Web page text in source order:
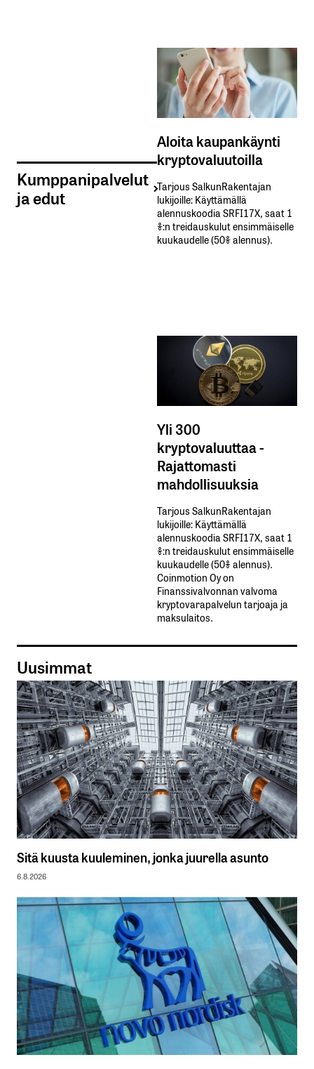
Kumppanipalvelut
ja edut
Aloita kaupankäynti
kryptovaluutoilla
Tarjous SalkunRakentajan
lukijoille: Käyttämällä​ ​
alennuskoodia​ ​SRFI17X,​ ​saat​ ​1
%:n treidauskulut​ ​ensimmäiselle​ ​
kuukaudelle​ ​(50%​ ​alennus).
Yli 300
kryptovaluuttaa -
Rajattomasti
mahdollisuuksia
Tarjous SalkunRakentajan
lukijoille: Käyttämällä​ ​
alennuskoodia​ ​SRFI17X,​ ​saat​ ​1
%:n treidauskulut​ ​ensimmäiselle​ ​
kuukaudelle​ ​(50%​ ​alennus).
Coinmotion Oy on
Finanssivalvonnan valvoma
kryptovarapalvelun tarjoaja ja
maksulaitos.
Uusimmat
Sitä kuusta kuuleminen, jonka juurella asunto
6.8.2026